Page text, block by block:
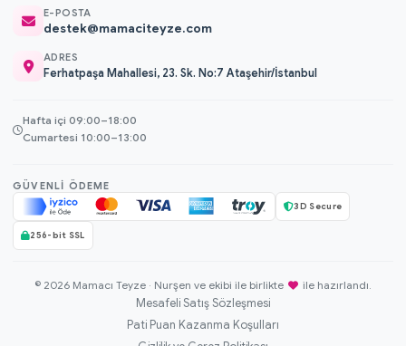
E-POSTA
destek@mamaciteyze.com
ADRES
Ferhatpaşa Mahallesi, 23. Sk. No:7 Ataşehir/İstanbul
Hafta içi 09:00–18:00
Cumartesi 10:00–13:00
GÜVENLI ÖDEME
3D Secure
256-bit SSL
© 2026 Mamacı Teyze · Nurşen ve ekibi ile birlikte ile hazırlandı.
Mesafeli Satış Sözleşmesi
Pati Puan Kazanma Koşulları